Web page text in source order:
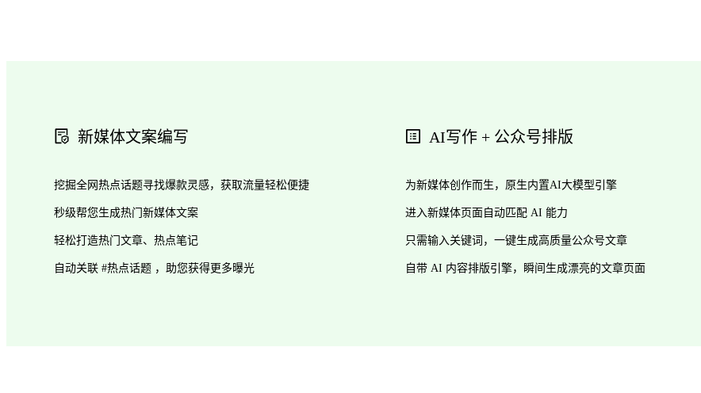
新媒体文案编写
挖掘全网热点话题寻找爆款灵感，获取流量轻松便捷
秒级帮您生成热门新媒体文案
轻松打造热门文章、热点笔记
自动关联 #热点话题 ，助您获得更多曝光
AI写作 + 公众号排版
为新媒体创作而生，原生内置AI大模型引擎
进入新媒体页面自动匹配 AI 能力
只需输入关键词，一键生成高质量公众号文章
自带 AI 内容排版引擎，瞬间生成漂亮的文章页面